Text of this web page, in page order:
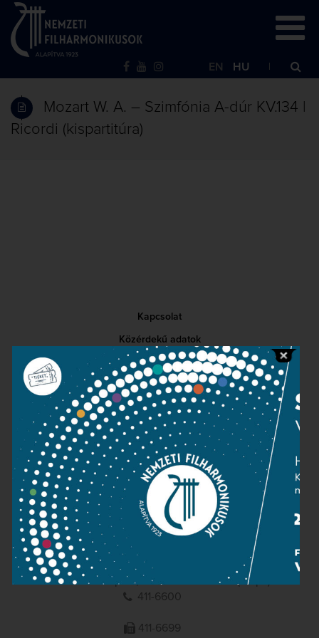
EN HU
Mozart W. A. – Szimfónia A-dúr KV.134 |
Ricordi (kispartitúra)
Kapcsolat
Közérdekű adatok
Sajtószoba
Adatvédelem
Impresszum
NEMZETI
FILHARMONIKUSOK
1095 Budapest, Komor Marcell u. 1. (Müpa)
411-6600
411-6699